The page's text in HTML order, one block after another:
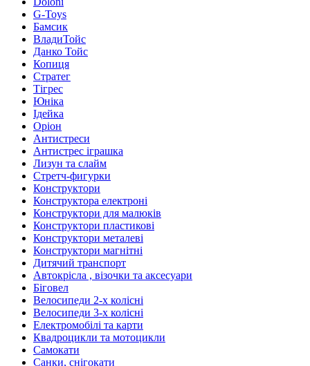
G-Toys
Бамсик
ВладиТойс
Данко Тойс
Копиця
Стратег
Тігрес
Юніка
Ідейка
Оріон
Антистреси
Антистрес іграшка
Лизун та слайм
Стретч-фигурки
Конструктори
Конструктора електроні
Конструктори для малюків
Конструктори пластикові
Конструктори металеві
Конструктори магнітні
Дитячий транспорт
Автокрісла , візочки та аксесуари
Біговел
Велосипеди 2-х колісні
Велосипеди 3-х колісні
Електромобілі та карти
Квадроцикли та мотоцикли
Самокати
Санки, снігокати